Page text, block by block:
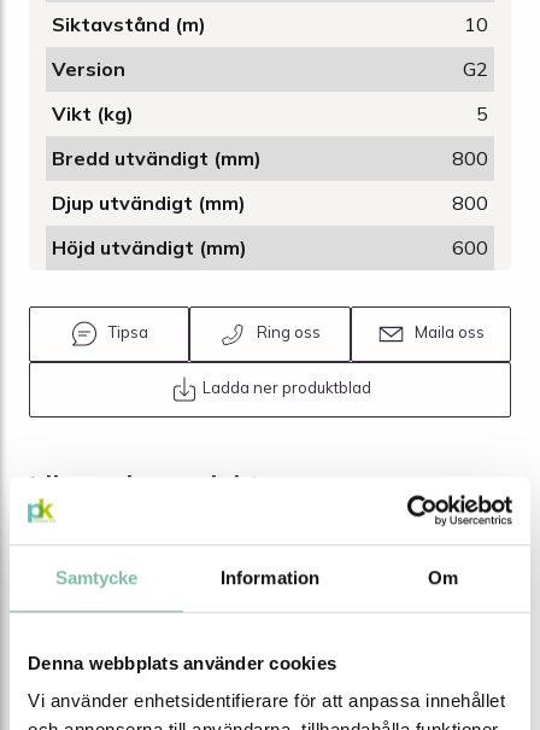
Samtycke Information Om
Denna webbplats använder cookies
Vi använder enhetsidentifierare för att anpassa innehållet
Siktavstånd (m)
10
Version
G2
Vikt (kg)
5
Bredd utvändigt (mm)
800
Djup utvändigt (mm)
800
Höjd utvändigt (mm)
600
Tipsa Ring oss Maila oss
Ladda ner produktblad
Liknande produkter